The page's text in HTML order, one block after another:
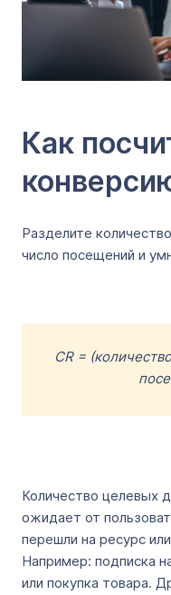
Как
Разделите
число посещений и
CR =
Количество целевых
ожидает от
перешли на ресурс
Например: подписка
или покупка товара.